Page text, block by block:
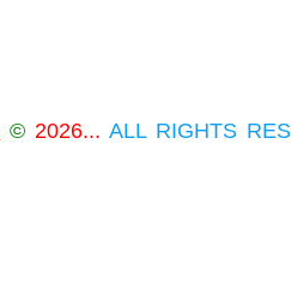
© 2026... ALL RIGHTS